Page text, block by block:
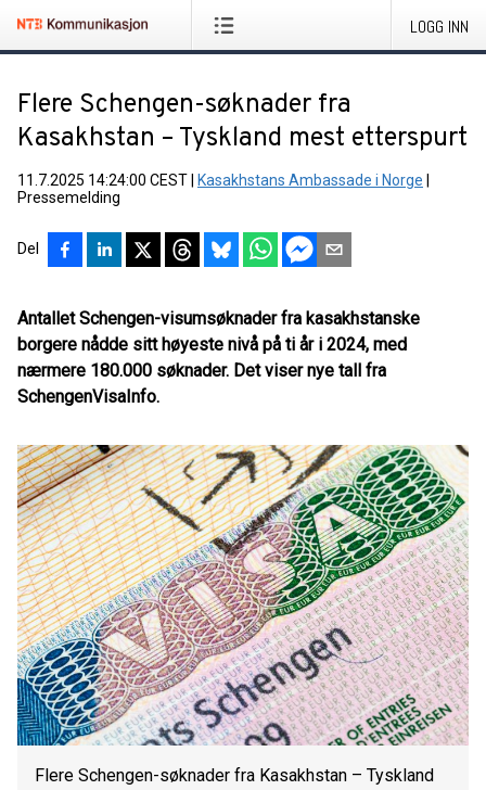
LOGG INN
Flere Schengen-søknader fra
Kasakhstan – Tyskland mest etterspurt
11.7.2025 14:24:00 CEST Kasakhstans Ambassade i Norge
Pressemelding
Del
Antallet Schengen-visumsøknader fra kasakhstanske
borgere nådde sitt høyeste nivå på ti år i 2024, med
nærmere 180.000 søknader. Det viser nye tall fra
SchengenVisaInfo.
Flere Schengen-søknader fra Kasakhstan – Tyskland